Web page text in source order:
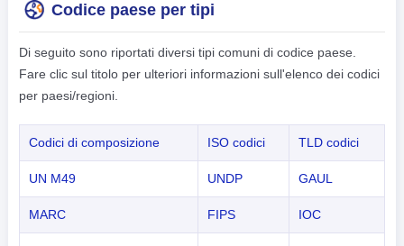
Codice paese per tipi
Di seguito sono riportati diversi tipi comuni di codice paese.
Fare clic sul titolo per ulteriori informazioni sull'elenco dei codici
per paesi/regioni.
Codici di composizione ISO codici TLD codici
UN M49 UNDP GAUL
MARC FIPS IOC